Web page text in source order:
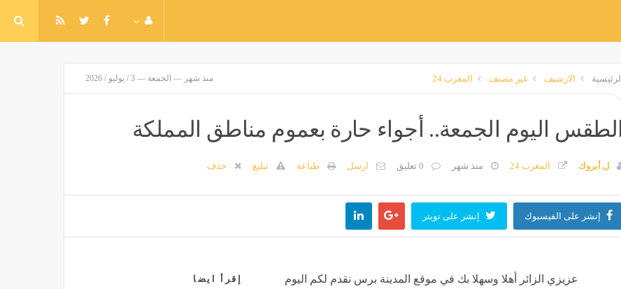
الرئيسية الارشيف غير مصنف المغرب 24 منذ شهر — الجمعة — 3 / يوليو / 2026
الطقس اليوم الجمعة.. أجواء حارة بعموم مناطق المملكة
ل.أبروك المغرب 24 منذ شهر 0 تعليق ارسل طباعة تبليغ حذف
إنشر على الفيسبوك إنشر على تويتر
إقرأ ايضا
عزيزي الزائر أهلا وسهلا بك في موقع المدينة برس نقدم لكم اليوم